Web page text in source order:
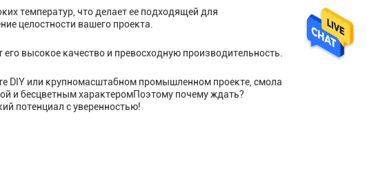
температур, что делает ее подходящей для
целостности вашего проекта.
высокое качество и превосходную производительность.
DIY или крупномасштабном промышленном проекте, смола
и бесцветным характеромПоэтому почему ждать?
потенциал с уверенностью!